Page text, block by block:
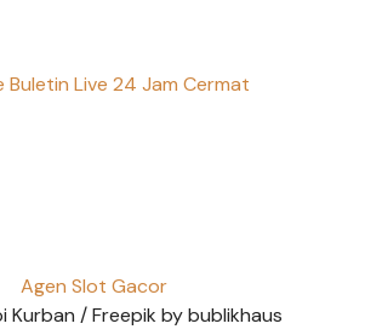
Buletin Live 24 Jam Cermat
Agen Slot Gacor
Kurban / Freepik by bublikhaus